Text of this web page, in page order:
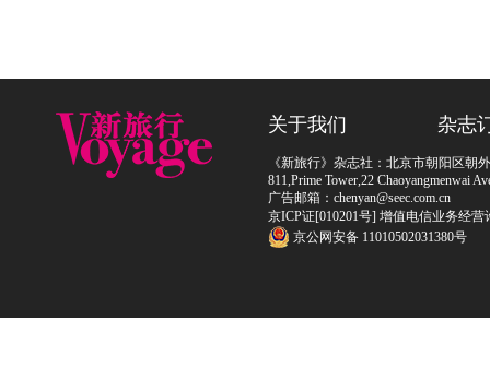
关于我们 杂志
《新旅行》杂志社：北京市朝阳区朝
811,Prime Tower,22 Chaoyangmenwai
广告邮箱：chenyan@seec.com.cn
京ICP证[010201号] 增值电信业务经
京公网安备 11010502031380号